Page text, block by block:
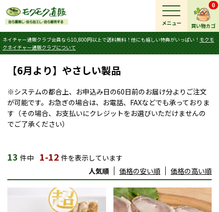
買い物カゴ
0
ネイチャー通販クラブ会員なら10,800円以上で送料無料！他にも嬉しい特典がいっぱい！ モクモ
クネイチャー通販クラブについて
メニュー
【6月より】やさしい製品
※システムの都合上、お申込み日の60日前のお届け分よりご注文
が可能です。お急ぎの場合は、お電話、FAXなどでも承っておりま
す（その場合、お支払いにクレジットをお選びいただけませんの
でご了承ください）
13 件中 1-12 件を表示しています
人気順
価格の安い順 価格の高い順